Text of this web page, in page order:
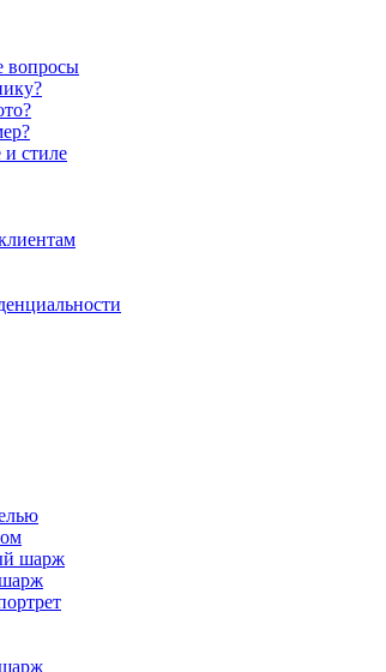
вопросы
стиле
шарж